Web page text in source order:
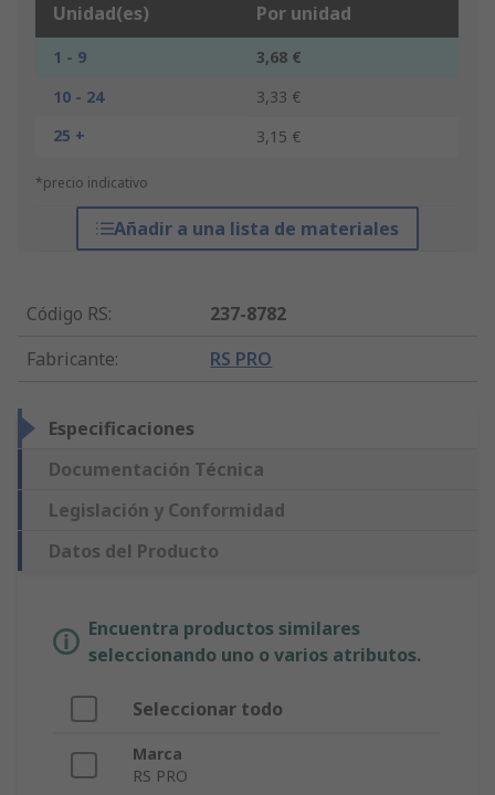
Unidad(es) Por unidad
1 - 9
3,68 €
10 - 24
3,33 €
25 +
3,15 €
*precio indicativo
Añadir a una lista de materiales
Código RS:
237-8782
Fabricante: RS PRO
Especificaciones
Documentación Técnica
Legislación y Conformidad
Datos del Producto
Encuentra productos similares
seleccionando uno o varios atributos.
Seleccionar todo
Marca
RS PRO